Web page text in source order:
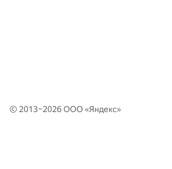
© 2013–2026 ООО «Яндекс»